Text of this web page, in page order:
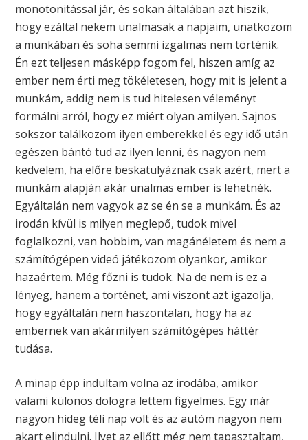
monotonitással jár, és sokan általában azt hiszik,
hogy ezáltal nekem unalmasak a napjaim, unatkozom
a munkában és soha semmi izgalmas nem történik.
Én ezt teljesen másképp fogom fel, hiszen amíg az
ember nem érti meg tökéletesen, hogy mit is jelent a
munkám, addig nem is tud hitelesen véleményt
formálni arról, hogy ez miért olyan amilyen. Sajnos
sokszor találkozom ilyen emberekkel és egy idő után
egészen bántó tud az ilyen lenni, és nagyon nem
kedvelem, ha előre beskatulyáznak csak azért, mert a
munkám alapján akár unalmas ember is lehetnék.
Egyáltalán nem vagyok az se én se a munkám. És az
irodán kívül is milyen meglepő, tudok mivel
foglalkozni, van hobbim, van magánéletem és nem a
számítógépen videó játékozom olyankor, amikor
hazaértem. Még főzni is tudok. Na de nem is ez a
lényeg, hanem a történet, ami viszont azt igazolja,
hogy egyáltalán nem haszontalan, hogy ha az
embernek van akármilyen számítógépes háttér
tudása.
A minap épp indultam volna az irodába, amikor
valami különös dologra lettem figyelmes. Egy már
nagyon hideg téli nap volt és az autóm nagyon nem
akart elindulni. Ilyet az ellőtt még nem tapasztaltam,